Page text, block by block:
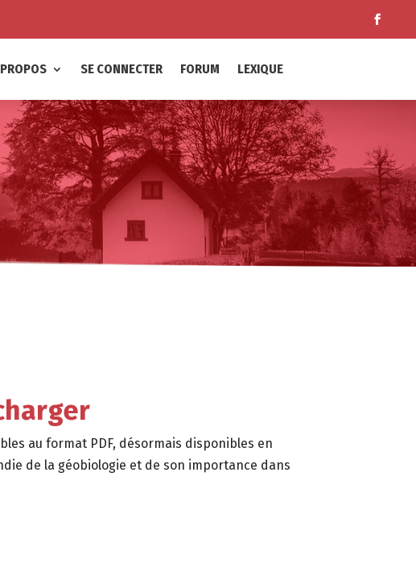
SE CONNECTER FORUM LEXIQUE
au format PDF, désormais disponibles en
de la géobiologie et de son importance dans